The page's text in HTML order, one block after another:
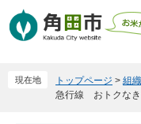
ー
ニ
現在地 トップページ > 組
急行線 おトクなき